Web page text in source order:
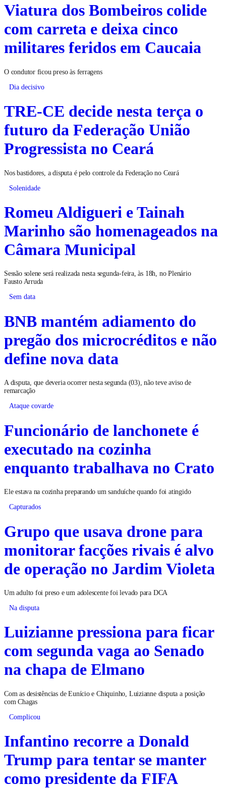
Viatura dos Bombeiros colide
com carreta e deixa cinco
militares feridos em Caucaia
O condutor ficou preso às ferragens
Dia decisivo
TRE-CE decide nesta terça o
futuro da Federação União
Progressista no Ceará
Nos bastidores, a disputa é pelo controle da Federação no Ceará
Solenidade
Romeu Aldigueri e Tainah
Marinho são homenageados na
Câmara Municipal
Sessão solene será realizada nesta segunda-feira, às 18h, no Plenário
Fausto Arruda
Sem data
BNB mantém adiamento do
pregão dos microcréditos e não
define nova data
A disputa, que deveria ocorrer nesta segunda (03), não teve aviso de
remarcação
Ataque covarde
Funcionário de lanchonete é
executado na cozinha
enquanto trabalhava no Crato
Ele estava na cozinha preparando um sanduíche quando foi atingido
Capturados
Grupo que usava drone para
monitorar facções rivais é alvo
de operação no Jardim Violeta
Um adulto foi preso e um adolescente foi levado para DCA
Na disputa
Luizianne pressiona para ficar
com segunda vaga ao Senado
na chapa de Elmano
Com as desistências de Eunício e Chiquinho, Luizianne disputa a posição
com Chagas
Complicou
Infantino recorre a Donald
Trump para tentar se manter
como presidente da FIFA